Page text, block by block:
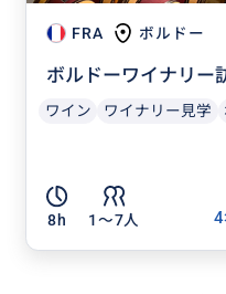
FRA ボルドー
ボルドーワイナリー
ワイン ワイナリー見学
8h 1〜7人